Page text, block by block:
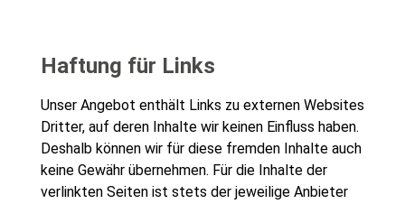
Haftung für Links
Unser Angebot enthält Links zu externen Websites
Dritter, auf deren Inhalte wir keinen Einfluss haben.
Deshalb können wir für diese fremden Inhalte auch
keine Gewähr übernehmen. Für die Inhalte der
verlinkten Seiten ist stets der jeweilige Anbieter